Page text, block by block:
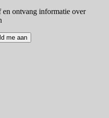
ontvang informatie over
me aan